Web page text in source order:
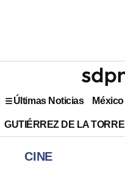
Últimas Noticias México
GUTIÉRREZ DE LA TORRE
CINE